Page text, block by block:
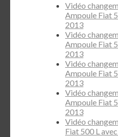
Vidéo
Ampoule Fiat
2013
Vidéo
Ampoule Fiat
2013
Vidéo
Ampoule Fiat
2013
Vidéo
Ampoule Fiat
2013
Vidéo
Fiat 500 L